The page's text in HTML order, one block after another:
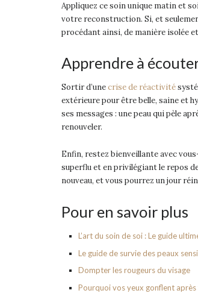
Appliquez ce soin unique matin et
votre reconstruction. Si, et
procédant ainsi, de manière isolée
Apprendre à
Sortir d’unecrise de réactivité
extérieure pour être belle, saine et
ses messages : une peau qui pèle
renouveler.
Enfin, restez bienveillante avec
superflu et en privilégiant le repos
nouveau, et vous pourrez un jour
Pour en savoir plus
L’art du soin de soi : Le guide
Le guide de survie des peaux
Dompter les rougeurs du visage
Pourquoi vos yeux gonflent